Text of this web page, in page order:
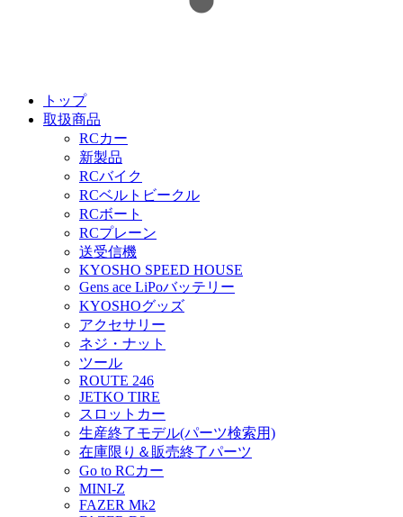
トップ
取扱商品
RCカー
新製品
RCバイク
RCベルトビークル
RCボート
RCプレーン
送受信機
KYOSHO SPEED HOUSE
Gens ace LiPoバッテリー
KYOSHOグッズ
アクセサリー
ネジ・ナット
ツール
ROUTE 246
JETKO TIRE
スロットカー
生産終了モデル(パーツ検索用)
在庫限り＆販売終了パーツ
Go to RCカー
MINI-Z
FAZER Mk2